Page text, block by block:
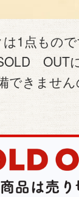
1点もの
OUT
できませ